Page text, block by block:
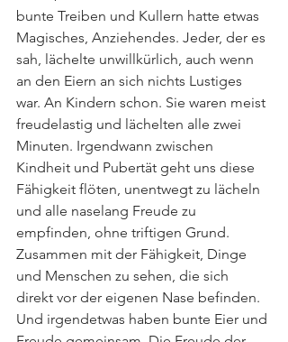
bunte Treiben und Kullern hatte etwas
Magisches, Anziehendes. Jeder, der es
sah, lächelte unwillkürlich, auch wenn
an den Eiern an sich nichts Lustiges
war. An Kindern schon. Sie waren meist
freudelastig und lächelten alle zwei
Minuten. Irgendwann zwischen
Kindheit und Pubertät geht uns diese
Fähigkeit flöten, unentwegt zu lächeln
und alle naselang Freude zu
empfinden, ohne triftigen Grund.
Zusammen mit der Fähigkeit, Dinge
und Menschen zu sehen, die sich
direkt vor der eigenen Nase befinden.
Und irgendetwas haben bunte Eier und